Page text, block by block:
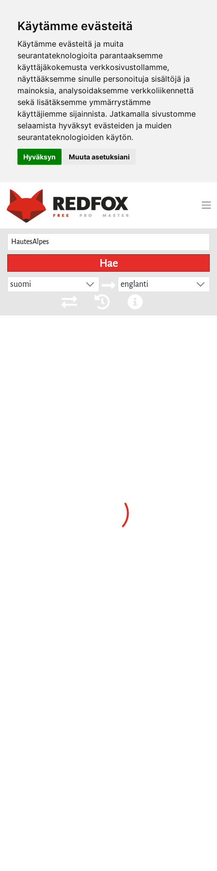
Käytämme evästeitä
Käytämme evästeitä ja muita
seurantateknologioita parantaaksemme
käyttäjäkokemusta verkkosivustollamme,
näyttääksemme sinulle personoituja sisältöjä ja
mainoksia, analysoidaksemme verkkoliikennettä
sekä lisätäksemme ymmärrystämme
käyttäjiemme sijainnista. Jatkamalla sivustomme
selaamista hyväksyt evästeiden ja muiden
seurantateknologioiden käytön.
Hyväksyn Muuta asetuksiani
Hae
suomi englanti